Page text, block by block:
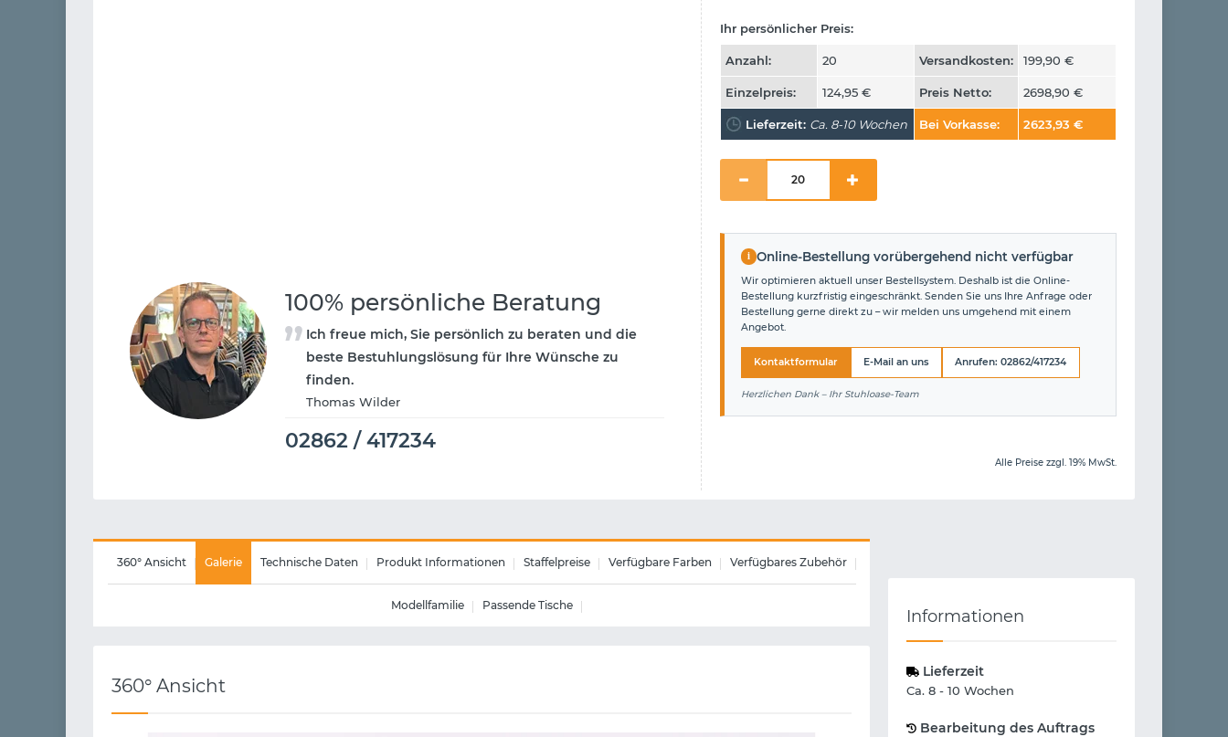
100% persönliche Beratung
Ich freue mich, Sie persönlich zu beraten und die
beste Bestuhlungslösung für Ihre Wünsche zu
finden.
Thomas Wilder
02862 / 417234
Ihr persönlicher Preis:
Anzahl: 20 Versandkosten: 199,90 €
Einzelpreis: 124,95 € Preis Netto: 2698,90 €
Lieferzeit: Ca. 8-10 Wochen Bei Vorkasse: 2623,93 €
i Online-Bestellung vorübergehend nicht verfügbar
Wir optimieren aktuell unser Bestellsystem. Deshalb ist die Online-
Bestellung kurzfristig eingeschränkt. Senden Sie uns Ihre Anfrage oder
Bestellung gerne direkt zu – wir melden uns umgehend mit einem
Angebot.
Kontaktformular E-Mail an uns Anrufen: 02862/417234
Herzlichen Dank – Ihr Stuhloase-Team
Alle Preise zzgl. 19% MwSt.
360° Ansicht Galerie Technische Daten Produkt Informationen Staffelpreise Verfügbare Farben Verfügbares Zubehör
Modellfamilie Passende Tische
360° Ansicht
Informationen
Lieferzeit
Ca. 8 - 10 Wochen
Bearbeitung des Auftrags